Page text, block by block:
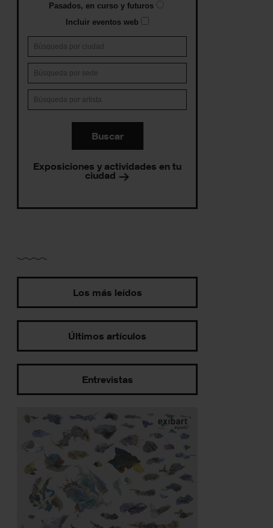
Pasados, en curso y futuros
Incluir eventos web
Buscar
Exposiciones y actividades en tu
ciudad
Los más leídos
Últimos artículos
Entrevistas